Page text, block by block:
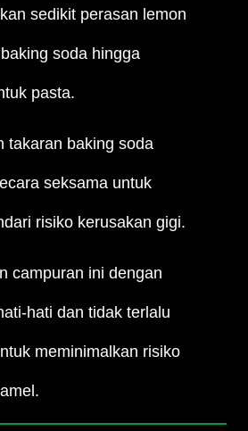
sedikit perasan lemon
soda hingga
pasta.
takaran baking soda
seksama untuk
risiko kerusakan gigi.
campuran ini dengan
hati dan tidak terlalu
meminimalkan risiko